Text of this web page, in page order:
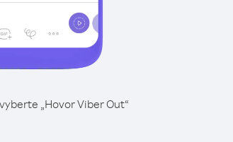
„Hovor Viber Out“